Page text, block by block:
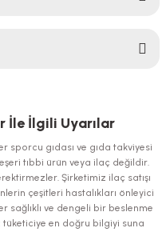
İle İlgili Uyarılar
sporcu gıdası ve gıda takviyesi
tıbbi ürün veya ilaç değildir.
Şirketimiz ilaç satışı
çeşitleri hastalıkları önleyici
sağlıklı ve dengeli bir beslenme
tüketiciye en doğru bilgiyi suna